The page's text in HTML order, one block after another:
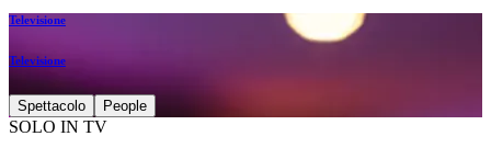
Televisione
Televisione
Spettacolo People
SOLO IN TV